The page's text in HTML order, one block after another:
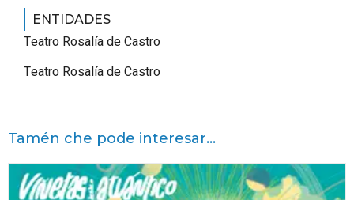
ENTIDADES
Teatro Rosalía de Castro
Teatro Rosalía de Castro
Tamén che pode interesar...